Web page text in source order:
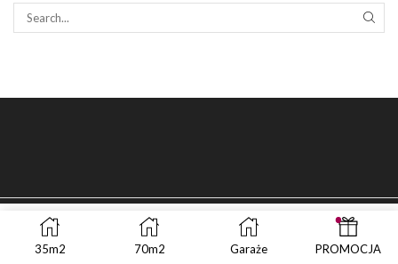
35m2 70m2 Garaże PROMOCJA